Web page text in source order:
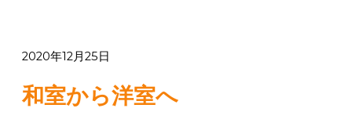
2020年12月25日
和室から洋室へ